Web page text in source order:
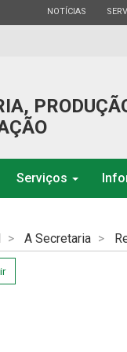
ESTADO
NOTÍCIAS
Serviços
A Secretaria